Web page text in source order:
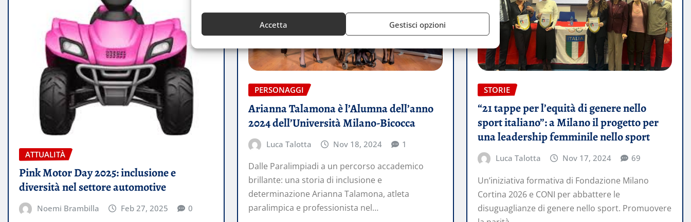
Accetta Gestisci opzioni
ATTUALITÀ
Pink Motor Day 2025: inclusione e
diversità nel settore automotive
Noemi Brambilla Feb 27, 2025 0
PERSONAGGI
Arianna Talamona è l’Alumna dell’anno
2024 dell’Università Milano-Bicocca
Luca Talotta Nov 18, 2024 1
Dalle Paralimpiadi a un percorso accademico
brillante: una storia di inclusione e
determinazione Arianna Talamona, atleta
paralimpica e professionista nel…
STORIE
“21 tappe per l’equità di genere nello
sport italiano”: a Milano il progetto per
una leadership femminile nello sport
Luca Talotta Nov 17, 2024 69
Un’iniziativa formativa di Fondazione Milano
Cortina 2026 e CONI per abbattere le
disuguaglianze di genere nello sport. Promuovere